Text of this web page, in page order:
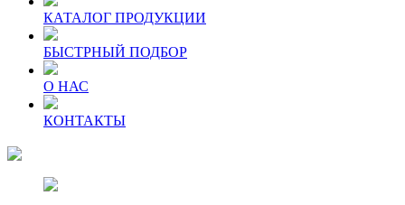
КАТАЛОГ ПРОДУКЦИИ
БЫСТРНЫЙ ПОДБОР
О НАС
КОНТАКТЫ